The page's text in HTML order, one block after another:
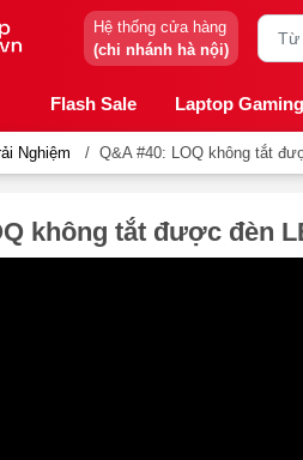
Hệ thống cửa hàng
(chi nhánh hà nội)
Flash Sale Laptop
Nghiệm / Q&A #40: LOQ không tắt
không tắt được đèn